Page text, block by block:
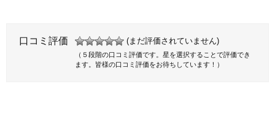
口コミ評価 (まだ評価されていません)
（５段階の口コミ評価です。星を選択することで評価でき
ます。皆様の口コミ評価をお待ちしています！）